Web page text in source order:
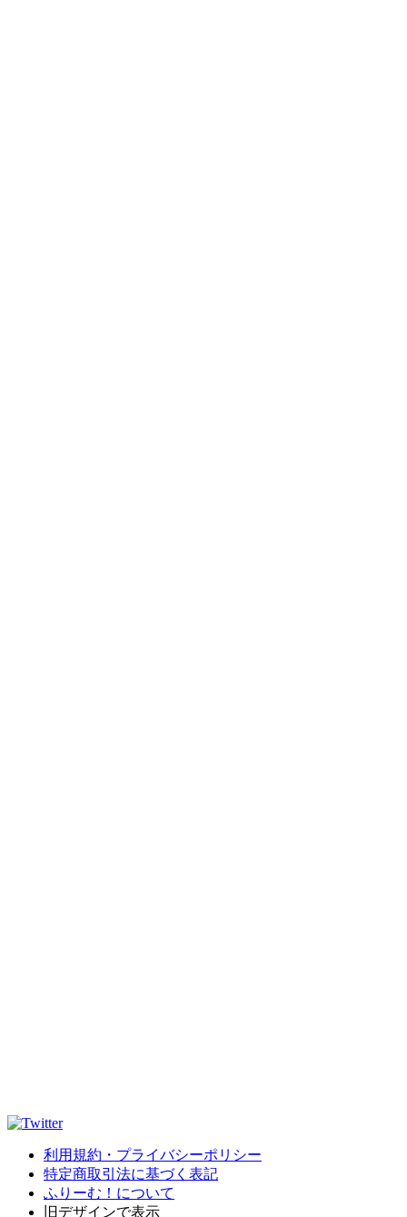
利用規約・プライバシーポリシー
特定商取引法に基づく表記
ふりーむ！について
旧デザインで表示